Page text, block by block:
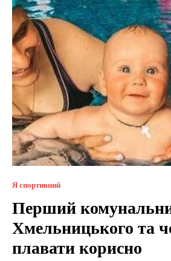
Я спортивний
Перший
Хмельницького та
плавати корисно